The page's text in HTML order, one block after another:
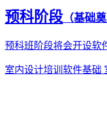
预科阶段 （基础
预科班阶段将会开设软
室内设计培训软件基础